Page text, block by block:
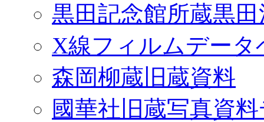
黒田記念館所蔵黒
X線フィルムデータ
森岡柳蔵旧蔵資料
國華社旧蔵写真資